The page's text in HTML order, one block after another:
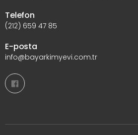
Telefon
(212) 659 47 85
E-posta
info@bayarkimyevi.com.tr